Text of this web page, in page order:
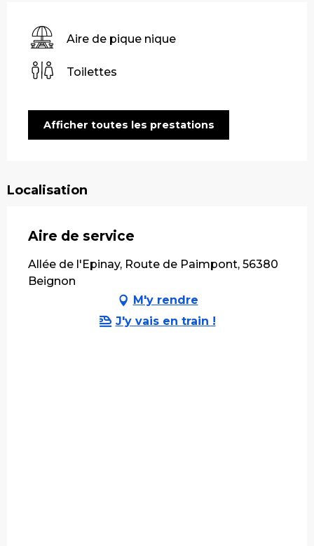
Aire de pique nique
Toilettes
Afficher toutes les prestations
Localisation
Aire de service
Allée de l'Epinay, Route de Paimpont, 56380
Beignon
M'y rendre
J'y vais en train !